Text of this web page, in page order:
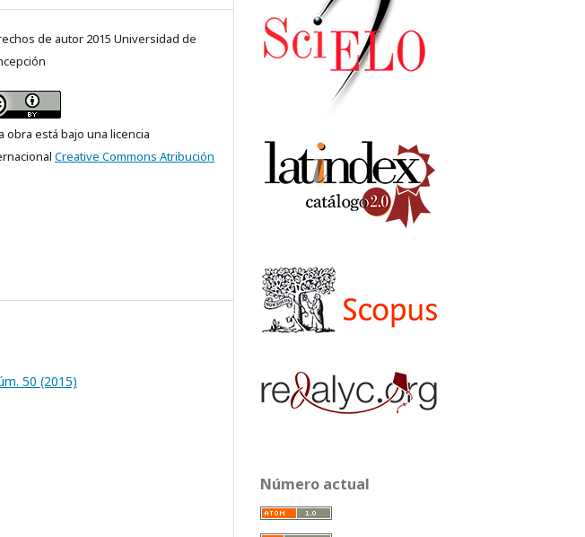
de autor 2015 Universidad de
obra está bajo una licencia
Creative Commons Atribución
50 (2015)
Número actual